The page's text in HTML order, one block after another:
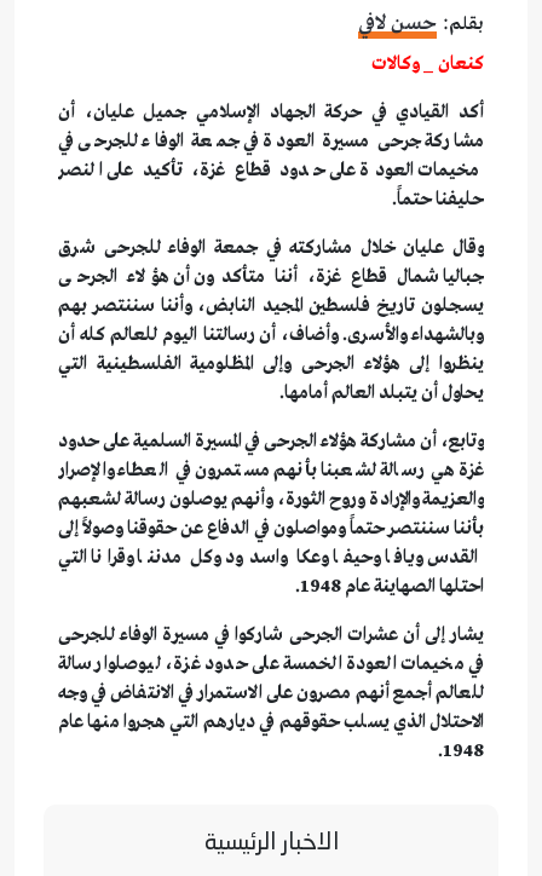
بقلم: حسن لافي
كنعان _ وكالات
أكد القيادي في حركة الجهاد الإسلامي جميل عليان، أن
مشاركة جرحى مسيرة العودة في جمعة الوفاء للجرحى في
مخيمات العودة على حدود قطاع غزة، تأكيد على النصر
حليفنا حتماً.
وقال عليان خلال مشاركته في جمعة الوفاء للجرحى شرق
جباليا شمال قطاع غزة، أننا متأكدون أن هؤلاء الجرحى
يسجلون تاريخ فلسطين المجيد النابض، وأننا سننتصر بهم
وبالشهداء والأسرى. وأضاف، أن رسالتنا اليوم للعالم كله أن
ينظروا إلى هؤلاء الجرحى وإلى المظلومية الفلسطينية التي
يحاول أن يتبلد العالم أمامها.
وتابع، أن مشاركة هؤلاء الجرحى في المسيرة السلمية على حدود
غزة هي رسالة لشعبنا بأنهم مستمرون في العطاء والإصرار
والعزيمة والإرادة وروح الثورة، وأنهم يوصلون رسالة لشعبهم
بأننا سننتصر حتماً ومواصلون في الدفاع عن حقوقنا وصولاً إلى
القدس ويافا وحيفا وعكا واسدود وكل مدننا وقرانا التي
احتلها الصهاينة عام 1948.
يشار إلى أن عشرات الجرحى شاركوا في مسيرة الوفاء للجرحى
في مخيمات العودة الخمسة على حدود غزة، ليوصلوا رسالة
للعالم أجمع أنهم مصرون على الاستمرار في الانتفاض في وجه
الاحتلال الذي يسلب حقوقهم في ديارهم التي هجروا منها عام
1948.
الاخبار الرئيسية